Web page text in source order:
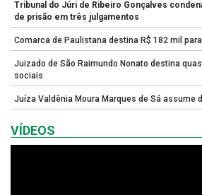
Tribunal do Júri de Ribeiro Gonçalves
de prisão em três julgamentos
Comarca de Paulistana destina R$ 182 mil
Juizado de São Raimundo Nonato destina
sociais
Juíza Valdênia Moura Marques de Sá assume
VÍDEOS